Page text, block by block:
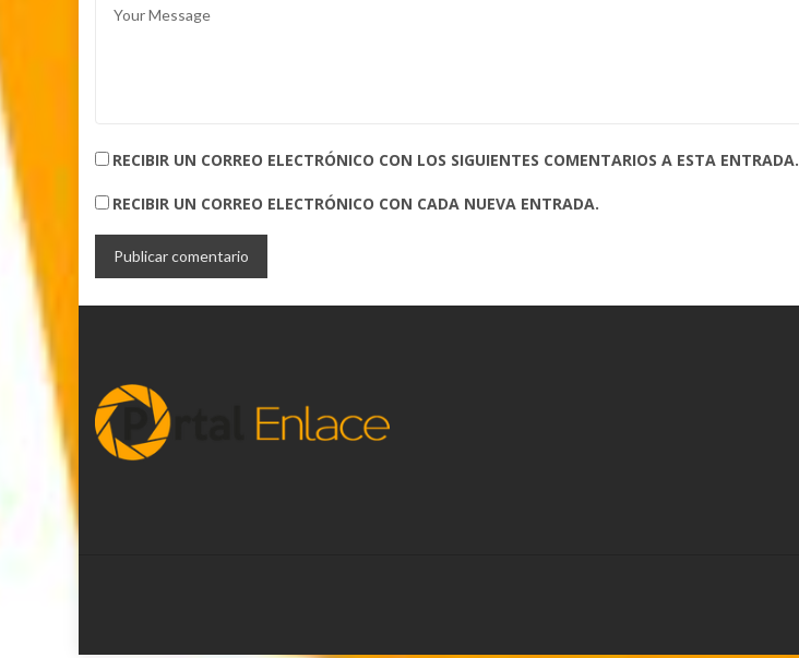
RECIBIR UN CORREO ELECTRÓNICO CON LOS SIGUIENTES COMENTARIOS A ESTA ENTRADA.
RECIBIR UN CORREO ELECTRÓNICO CON CADA NUEVA ENTRADA.